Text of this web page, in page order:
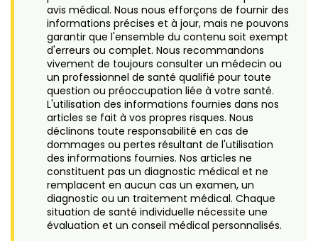
avis médical. Nous nous efforçons de fournir des
informations précises et à jour, mais ne pouvons
garantir que l'ensemble du contenu soit exempt
d'erreurs ou complet. Nous recommandons
vivement de toujours consulter un médecin ou
un professionnel de santé qualifié pour toute
question ou préoccupation liée à votre santé.
L'utilisation des informations fournies dans nos
articles se fait à vos propres risques. Nous
déclinons toute responsabilité en cas de
dommages ou pertes résultant de l'utilisation
des informations fournies. Nos articles ne
constituent pas un diagnostic médical et ne
remplacent en aucun cas un examen, un
diagnostic ou un traitement médical. Chaque
situation de santé individuelle nécessite une
évaluation et un conseil médical personnalisés.